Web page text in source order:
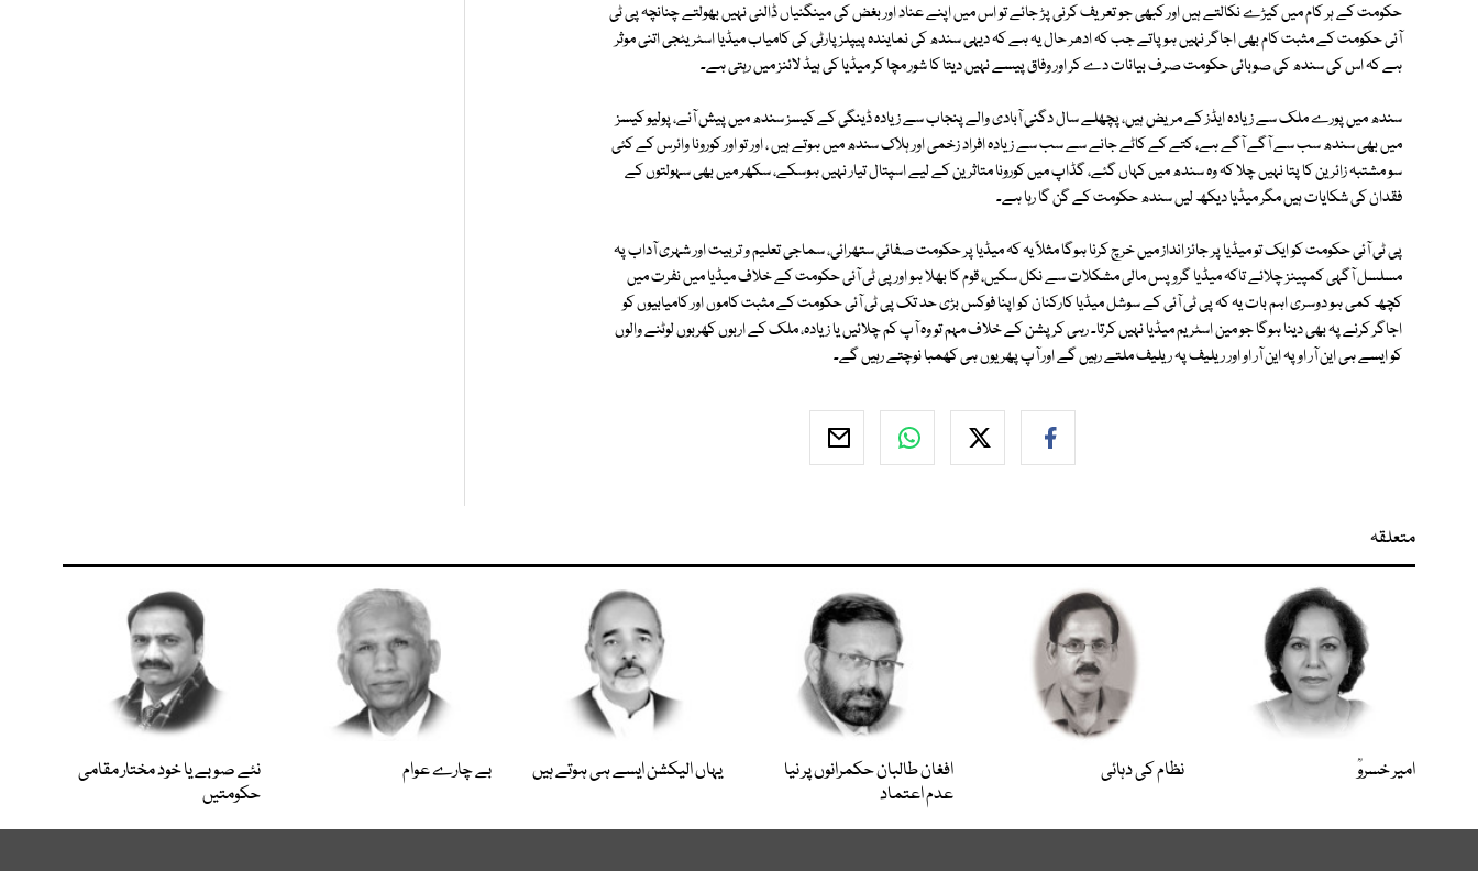
حکومت کے ہر کام میں کیڑے نکالتے ہیں اور کبھی جو تعریف کرنی پڑ جائے تو اس میں اپنے عناد اور بغض کی مینگنیاں ڈالنی نہیں بھولتے چنانچہ پی ٹی
آئی حکومت کے مثبت کام بھی اجاگر نہیں ہو پاتے جب کہ ادھر حال یہ ہے کہ دیہی سندھ کی نمایندہ پیپلز پارٹی کی کامیاب میڈیا اسٹریٹجی اتنی موثر
ہے کہ اس کی سندھ کی صوبائی حکومت صرف بیانات دے کر اور وفاق پیسے نہیں دیتا کا شور مچا کر میڈیا کی ہیڈ لائنز میں رہتی ہے۔
سندھ میں پورے ملک سے زیادہ ایڈز کے مریض ہیں، پچھلے سال دگنی آبادی والے پنجاب سے زیادہ ڈینگی کے کیسز سندھ میں پیش آئے، پولیو کیسز
میں بھی سندھ سب سے آگے آگے ہے، کتے کے کاٹے جانے سے سب سے زیادہ افراد زخمی اور ہلاک سندھ میں ہوتے ہیں ، اور تو اور کورونا وائرس کے کئی
سو مشتبہ زائرین کا پتا نہیں چلا کہ وہ سندھ میں کہاں گئے، گڈاپ میں کورونا متاثرین کے لیے اسپتال تیار نہیں ہوسکے، سکھر میں بھی سہولتوں کے
فقدان کی شکایات ہیں مگر میڈیا دیکھ لیں سندھ حکومت کے گن گا رہا ہے۔
پی ٹی آئی حکومت کو ایک تو میڈیا پر جائز انداز میں خرچ کرنا ہوگا مثلاً یہ کہ میڈیا پر حکومت صفائی ستھرائی، سماجی تعلیم و تربیت اور شہری آداب پہ
مسلسل آگہی کمپینز چلائے تاکہ میڈیا گروپس مالی مشکلات سے نکل سکیں، قوم کا بھلا ہو اور پی ٹی آئی حکومت کے خلاف میڈیا میں نفرت میں
کچھ کمی ہو دوسری اہم بات یہ کہ پی ٹی آئی کے سوشل میڈیا کارکنان کو اپنا فوکس بڑی حد تک پی ٹی آئی حکومت کے مثبت کاموں اور کامیابیوں کو
اجاگر کرنے پہ بھی دینا ہوگا جو مین اسٹریم میڈیا نہیں کرتا۔ رہی کرپشن کے خلاف مہم تو وہ آپ کم چلائیں یا زیادہ، ملک کے اربوں کھربوں لوٹنے والوں
کو ایسے ہی این آر او پہ این آر او اور ریلیف پہ ریلیف ملتے رہیں گے اور آپ پھر یوں ہی کھمبا نوچتے رہیں گے۔
متعلقہ
امیر خسروؒ نظام کی دہائی
افغان طالبان حکمرانوں پر نیا
عدم اعتماد
یہاں الیکشن ایسے ہی ہوتے ہیں بے چارے عوام
نئے صوبے یا خود مختار مقامی
حکومتیں